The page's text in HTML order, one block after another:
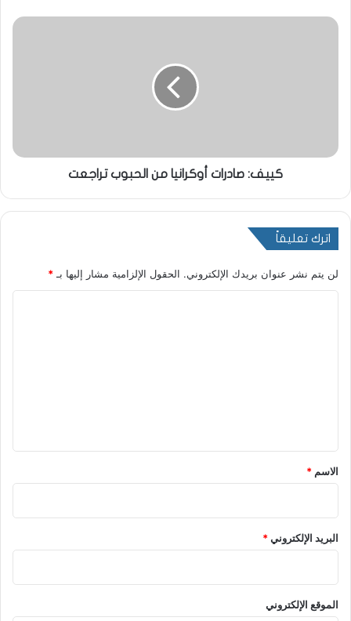
كييف: صادرات أوكرانيا من الحبوب تراجعت
اترك تعليقاً
لن يتم نشر عنوان بريدك الإلكتروني. الحقول الإلزامية مشار إليها بـ*
*
الاسم *
البريد الإلكتروني*
الموقع الإلكتروني